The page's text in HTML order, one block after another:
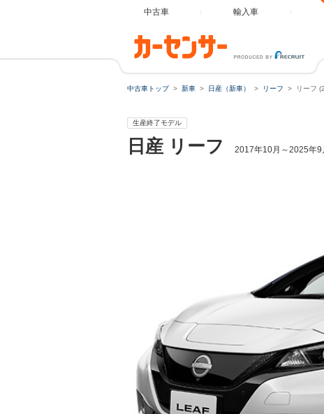
中古車 輸入車
中古車トップ 新車 日産（新車） リーフ リーフ
生産終了モデル
日産 リーフ 2017年10月～2025年9